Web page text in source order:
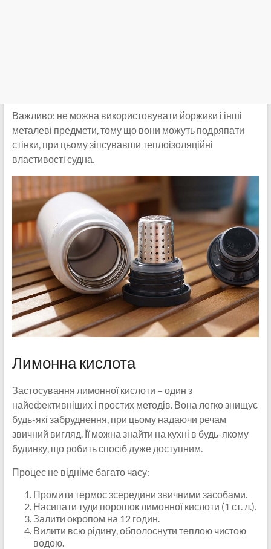
Важливо: не можна використовувати йоржики і інші
металеві предмети, тому що вони можуть подряпати
стінки, при цьому зіпсувавши теплоізоляційні
властивості судна.
Лимонна кислота
Застосування лимонної кислоти – один з
найефективніших і простих методів. Вона легко знищує
будь-які забруднення, при цьому надаючи речам
звичний вигляд. Її можна знайти на кухні в будь-якому
будинку, що робить спосіб дуже доступним.
Процес не відніме багато часу:
Промити термос зсередини звичними засобами.
Насипати туди порошок лимонної кислоти (1 ст. л.).
Залити окропом на 12 годин.
Вилити всю рідину, обполоснути теплою чистою
водою.